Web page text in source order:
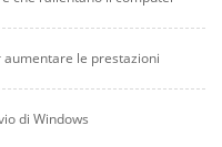
le prestazioni
di Windows